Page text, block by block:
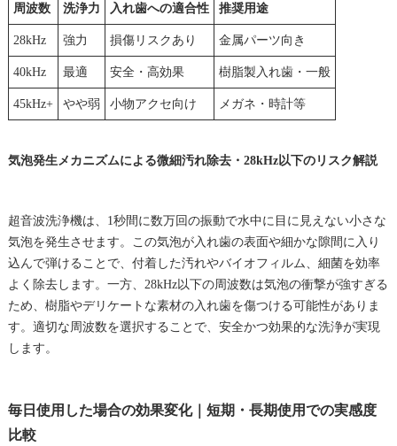
周波数 洗浄力 入れ歯への適合性 推奨用途
28kHz 強力 損傷リスクあり 金属パーツ向き
40kHz 最適 安全・高効果 樹脂製入れ歯・一般
45kHz+ やや弱 小物アクセ向け メガネ・時計等
気泡発生メカニズムによる微細汚れ除去・28kHz以下のリスク解説
超音波洗浄機は、1秒間に数万回の振動で水中に目に見えない小さな
気泡を発生させます。この気泡が入れ歯の表面や細かな隙間に入り
込んで弾けることで、付着した汚れやバイオフィルム、細菌を効率
よく除去します。一方、28kHz以下の周波数は気泡の衝撃が強すぎる
ため、樹脂やデリケートな素材の入れ歯を傷つける可能性がありま
す。適切な周波数を選択することで、安全かつ効果的な洗浄が実現
します。
毎日使用した場合の効果変化｜短期・長期使用での実感度
比較